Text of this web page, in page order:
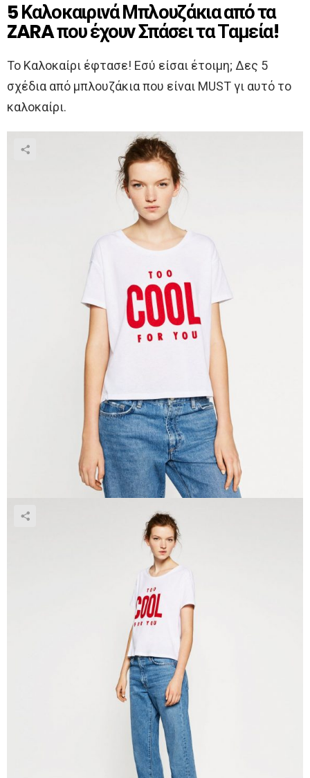
5 Καλοκαιρινά Μπλουζάκια από τα
ZARA που έχουν Σπάσει τα Ταμεία!
Το Καλοκαίρι έφτασε! Εσύ είσαι έτοιμη; Δες 5
σχέδια από μπλουζάκια που είναι MUST γι αυτό το
καλοκαίρι.